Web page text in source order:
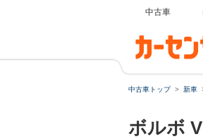
中古車
中古車トップ 新車
ボルボ